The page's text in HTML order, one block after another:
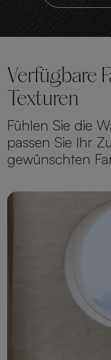
Verfügbare
Texturen
Fühlen Sie die
passen Sie Ihr
gewünschten